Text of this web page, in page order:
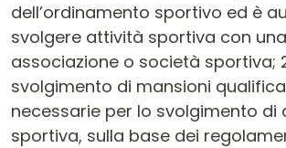
dell’ordinamento sportivo ed è
svolgere attività sportiva con una
associazione o società sportiva;
svolgimento di mansioni
necessarie per lo svolgimento di
sportiva, sulla base dei